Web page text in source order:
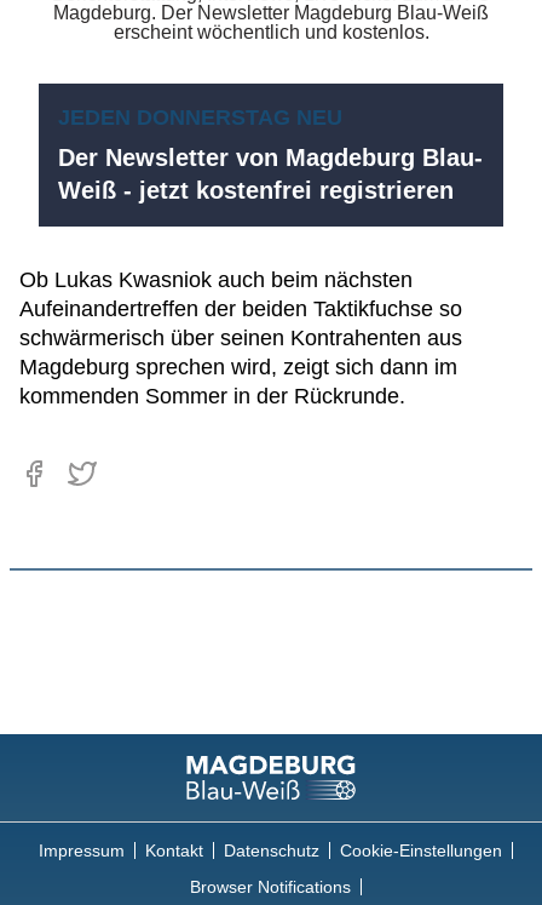
JEDEN DONNERSTAG NEU
Der Newsletter von Magdeburg Blau-
Weiß - jetzt kostenfrei registrieren
Ob Lukas Kwasniok auch beim nächsten
Aufeinandertreffen der beiden Taktikfuchse so
schwärmerisch über seinen Kontrahenten aus
Magdeburg sprechen wird, zeigt sich dann im
kommenden Sommer in der Rückrunde.
Impressum Kontakt Datenschutz
Cookie-Einstellungen
Browser Notifications